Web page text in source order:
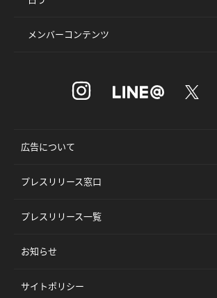
メンバーコンテンツ
広告について
プレスリリース窓口
プレスリリース一覧
お知らせ
サイトポリシー